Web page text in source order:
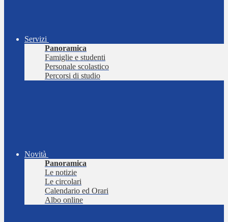
Servizi
Panoramica
Famiglie e studenti
Personale scolastico
Percorsi di studio
Novità
Panoramica
Le notizie
Le circolari
Calendario ed Orari
Albo online